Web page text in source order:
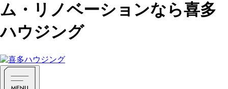
ム・リノベーションなら喜多
ハウジング